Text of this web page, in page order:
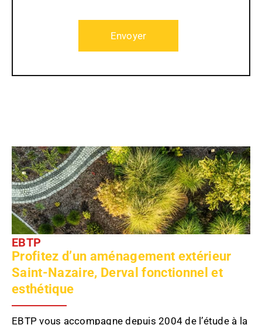
EBTP
Profitez d’un aménagement extérieur
Saint-Nazaire, Derval fonctionnel et
esthétique
EBTP vous accompagne depuis 2004 de l’étude à la
AMENAGEMENT
EXTERIEUR